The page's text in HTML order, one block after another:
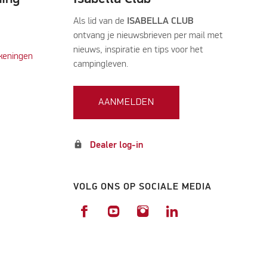
Als lid van de ISABELLA CLUB
ontvang je nieuwsbrieven per mail met
nieuws, inspiratie en tips voor het
campingleven.
AANMELDEN
lock Dealer log-in
VOLG ONS OP SOCIALE MEDIA